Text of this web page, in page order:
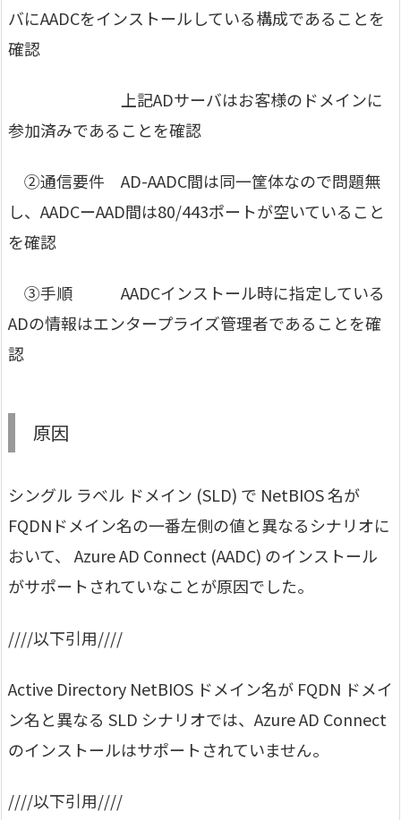
バにAADCをインストールしている構成であることを
確認
上記ADサーバはお客様のドメインに
参加済みであることを確認
②通信要件 AD-AADC間は同一筐体なので問題無
し、AADCーAAD間は80/443ポートが空いていること
を確認
③手順 AADCインストール時に指定している
ADの情報はエンタープライズ管理者であることを確
認
原因
シングル ラベル ドメイン (SLD) で NetBIOS 名が
FQDNドメイン名の一番左側の値と異なるシナリオに
おいて、 Azure AD Connect (AADC) のインストール
がサポートされていなことが原因でした。
////以下引用////
Active Directory NetBIOS ドメイン名が FQDN ドメイ
ン名と異なる SLD シナリオでは、Azure AD Connect
のインストールはサポートされていません。
////以下引用////